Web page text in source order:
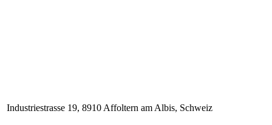
Industriestrasse 19, 8910 Affoltern am Albis, Schweiz